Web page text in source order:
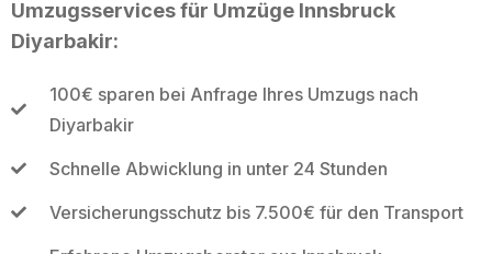
Umzugsservices für Umzüge Innsbruck
Diyarbakir:
100€ sparen bei Anfrage Ihres Umzugs nach
Diyarbakir
Schnelle Abwicklung in unter 24 Stunden
Versicherungsschutz bis 7.500€ für den Transport